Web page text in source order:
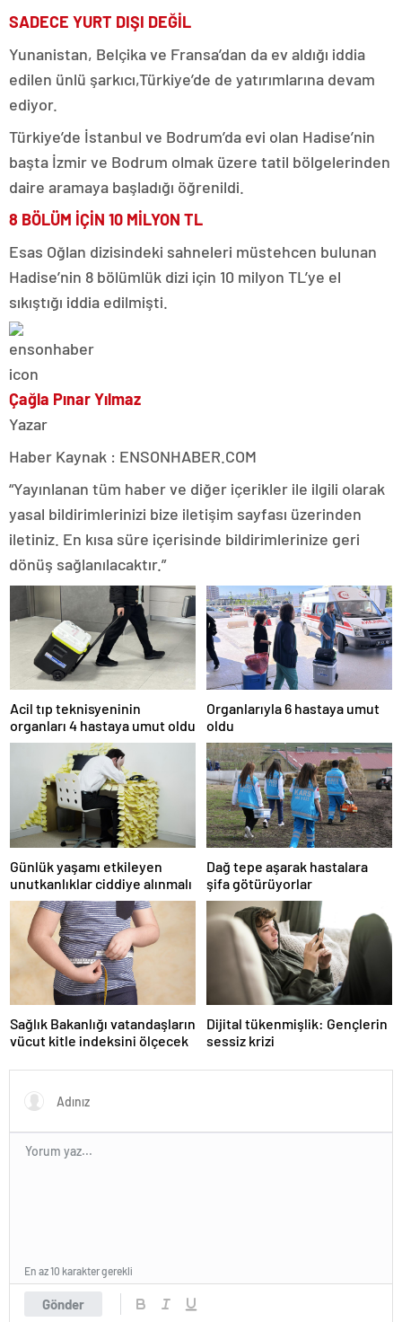
SADECE YURT DIŞI DEĞİL
Yunanistan, Belçika ve Fransa’dan da ev aldığı iddia
edilen ünlü şarkıcı,Türkiye’de de yatırımlarına devam
ediyor.
Türkiye’de İstanbul ve Bodrum’da evi olan Hadise’nin
başta İzmir ve Bodrum olmak üzere tatil bölgelerinden
daire aramaya başladığı öğrenildi.
8 BÖLÜM İÇİN 10 MİLYON TL
Esas Oğlan dizisindeki sahneleri müstehcen bulunan
Hadise’nin 8 bölümlük dizi için 10 milyon TL’ye el
sıkıştığı iddia edilmişti.
Çağla Pınar Yılmaz
Yazar
Haber Kaynak : ENSONHABER.COM
“Yayınlanan tüm haber ve diğer içerikler ile ilgili olarak
yasal bildirimlerinizi bize iletişim sayfası üzerinden
iletiniz. En kısa süre içerisinde bildirimlerinize geri
dönüş sağlanılacaktır.”
Acil tıp teknisyeninin
organları 4 hastaya umut oldu
Organlarıyla 6 hastaya umut
oldu
Günlük yaşamı etkileyen
unutkanlıklar ciddiye alınmalı
Dağ tepe aşarak hastalara
şifa götürüyorlar
Sağlık Bakanlığı vatandaşların
vücut kitle indeksini ölçecek
Dijital tükenmişlik: Gençlerin
sessiz krizi
Gönder
En az 10 karakter gerekli